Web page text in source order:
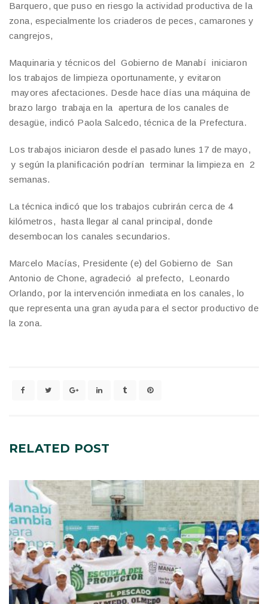
Barquero, que puso en riesgo la actividad productiva de la
zona, especialmente los criaderos de peces, camarones y
cangrejos,
Maquinaria y técnicos del Gobierno de Manabí iniciaron
los trabajos de limpieza oportunamente, y evitaron
mayores afectaciones. Desde hace días una máquina de
brazo largo trabaja en la apertura de los canales de
desagüe, indicó Paola Salcedo, técnica de la Prefectura.
Los trabajos iniciaron desde el pasado lunes 17 de mayo,
y según la planificación podrían terminar la limpieza en 2
semanas.
La técnica indicó que los trabajos cubrirán cerca de 4
kilómetros, hasta llegar al canal principal, donde
desembocan los canales secundarios.
Marcelo Macías, Presidente (e) del Gobierno de San
Antonio de Chone, agradeció al prefecto, Leonardo
Orlando, por la intervención inmediata en los canales, lo
que representa una gran ayuda para el sector productivo de
la zona.
RELATED POST